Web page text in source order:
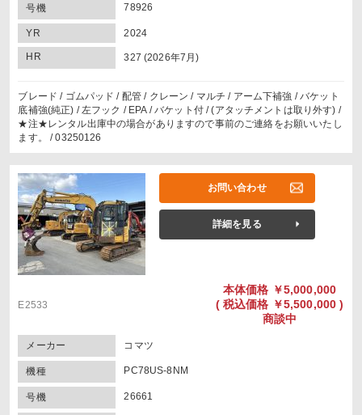
号機 78926
YR 2024
HR 327 (2026年7月)
ブレード / ゴムパッド / 配管 / クレーン / マルチ / アーム下補強 / バケット
底補強(純正) / 左フック / EPA / バケット付 / (アタッチメントは取り外す) /
★注★レンタル出庫中の場合がありますので事前のご連絡をお願いいたし
ます。 / 03250126
お問い合わせ
詳細を見る
E2533
本体価格 ￥5,000,000
( 税込価格 ￥5,500,000 )
商談中
メーカー コマツ
機種 PC78US-8NM
号機 26661